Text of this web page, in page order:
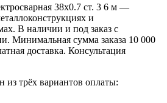
38х0.7 ст. 3 6 м —
и
В наличии и под заказ с
Минимальная сумма заказа 10 000
доставка. Консультация
трёх вариантов оплаты: